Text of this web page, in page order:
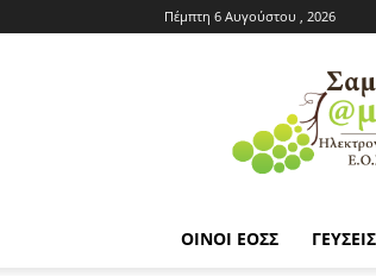
Πέμπτη 6 Αυγούστου , 2026
|
ΟΙΝΟΙ ΕΟΣΣ